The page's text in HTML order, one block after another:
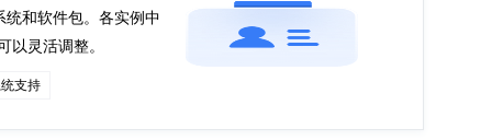
和软件包。各实例中
以灵活调整。
支持